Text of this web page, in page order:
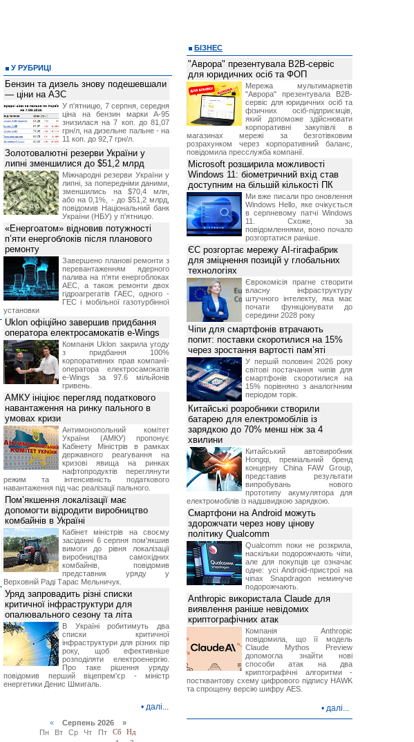
У РУБРИЦІ
Бензин та дизель знову подешевшали
— ціни на АЗС
У п'ятницю, 7 серпня, середня
ціна на бензин марки А-95
знизилася на 7 коп. до 81,07
грн/л, на дизельне пальне - на
11 коп. до 92,7 грн/л.
Золотовалютні резерви України у
липні зменшилися до $51,2 млрд
Міжнародні резерви України у
липні, за попередніми даними,
зменшились на $70,4 млн,
або на 0,1%, - до $51,2 млрд,
повідомив Національний банк
України (НБУ) у п'ятницю.
«Енергоатом» відновив потужності
п’яти енергоблоків після планового
ремонту
Завершено планові ремонти з
перевантаженням ядерного
палива на п'яти енергоблоках
АЕС, а також ремонти двох
гідроагрегатів ГАЕС, одного -
ГЕС і мобільної газотурбінної
установки
Uklon офіційно завершив придбання
оператора електросамокатів e-Wings
Компанія Uklon закрила угоду
з придбання 100%
корпоративних прав компанії-
оператора електросамокатів
e-Wings за 97.6 мільйонів
гривень.
АМКУ ініціює перегляд податкового
навантаження на ринку пального в
умовах кризи
Антимонопольний комітет
України (АМКУ) пропонує
Кабінету Міністрів в рамках
державного реагування на
кризові явища на ринках
нафтопродуктів переглянути
режим та інтенсивність податкового
навантаження під час реалізації пального.
Пом’якшення локалізації має
допомогти відродити виробництво
комбайнів в Україні
Кабінет міністрів на своєму
засіданні 6 серпня пом'якшив
вимоги до рівня локалізації
виробництва самохідних
комбайнів, повідомив
представник уряду у
Верховній Раді Тарас Мельничук.
Уряд запровадить різні списки
критичної інфраструктури для
опалювального сезону та літа
В Україні робитимуть два
списки критичної
інфраструктури для різних пір
року, щоб ефективніше
розподіляти електроенергію.
Про таке рішення уряду
повідомив перший віцепрем'єр - міністр
енергетики Денис Шмигаль.
• далі...
«Серпень 2026 »
Пн
Вт Ср Чт Пт Сб
Нд
БІЗНЕС
"Аврора" презентувала B2B-сервіс
для юридичних осіб та ФОП
Мережа мультимаркетів
"Аврора" презентувала B2B-
сервіс для юридичних осіб та
фізичних осіб-підприємців,
який допоможе здійснювати
корпоративні закупівлі в
магазинах мережі за безготівковим
розрахунком через корпоративний баланс,
повідомила пресслужба компанії.
Microsoft розширила можливості
Windows 11: біометричний вхід став
доступним на більшій кількості ПК
Ми вже писали про оновлення
Windows Hello, яке очікується
в серпневому патчі Windows
11. Схоже, за
повідомленнями, воно почало
розгортатися раніше.
ЄС розгортає мережу AI-гігафабрик
для зміцнення позицій у глобальних
технологіях
Єврокомісія прагне створити
власну інфраструктуру
штучного інтелекту, яка має
почати функціонувати до
середини 2028 року
Чіпи для смартфонів втрачають
попит: поставки скоротилися на 15%
через зростання вартості пам’яті
У першій половині 2026 року
світові постачання чипів для
смартфонів скоротилися на
15% порівняно з аналогічним
періодом торік.
Китайські розробники створили
батарею для електромобілів із
зарядкою до 70% менш ніж за 4
хвилини
Китайський автовиробник
Hongqi, преміальний бренд
концерну China FAW Group,
представив результати
випробувань нового
прототипу акумулятора для
електромобілів із надшвидкою зарядкою.
Смартфони на Android можуть
здорожчати через нову цінову
політику Qualcomm
Qualcomm поки не розкрила,
наскільки подорожчають чіпи,
але для покупців це означає
одне: усі Android-пристрої на
чіпах Snapdragon неминуче
подорожчають.
Anthropic використала Claude для
виявлення раніше невідомих
криптографічних атак
Компанія Anthropic
повідомила, що її модель
Claude Mythos Preview
допомогла знайти нові
способи атак на два
криптографічні алгоритми -
постквантову схему цифрового підпису HAWK
та спрощену версію шифру AES.
• далі...